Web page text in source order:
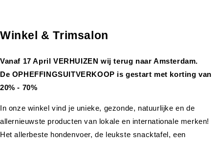
Winkel & Trimsalon
Vanaf 17 April VERHUIZEN wij terug naar Amsterdam.
De OPHEFFINGSUITVERKOOP is gestart met korting van
20% - 70%
In onze winkel vind je unieke, gezonde, natuurlijke en de
allernieuwste producten van lokale en internationale merken!
Het allerbeste hondenvoer, de leukste snacktafel, een